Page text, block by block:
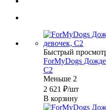
Быстрый
ForMyDogs
C2
Меньше 2
2 621 ₽/шт
В корзину